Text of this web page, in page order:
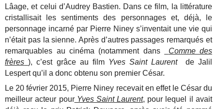
Lâage, et celui d’Audrey Bastien. Dans ce film, la littérature
cristallisait les sentiments des personnages et, déjà, le
personnage incarné par Pierre Niney s’inventait une vie qui
n’était pas la sienne. Après d’autres passages remarqués et
remarquables au cinéma (notamment dans
Comme des
frères ), c’est grâce au film Yves Saint Laurent
de Jalil
Lespert qu’il a donc obtenu son premier César.
Le 20 février 2015, Pierre Niney recevait en effet le César du
meilleur acteur pourYves Saint Laurent, pour lequel il avait